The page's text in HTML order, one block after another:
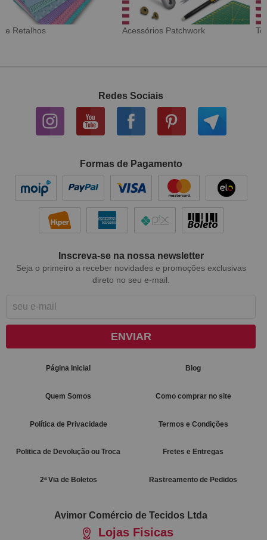
Tecido Digital Sarja Impermeável
Redes Sociais
Formas de Pagamento
Inscreva-se na nossa newsletter
Seja o primeiro a receber novidades e promoções exclusivas
direto no seu e-mail.
ENVIAR
Página Inicial Blog
Quem Somos Como comprar no site
Política de Privacidade Termos e Condições
Politica de Devolução ou Troca Fretes e Entregas
2ª Via de Boletos Rastreamento de Pedidos
Avimor Comércio de Tecidos Ltda
Lojas Fisicas